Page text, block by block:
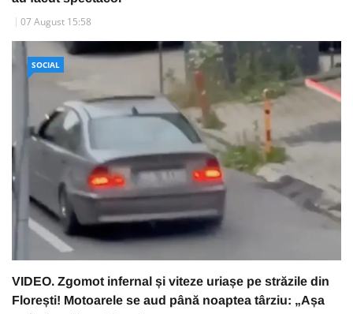
07 August 15:58
SOCIAL
VIDEO. Zgomot infernal și viteze uriașe pe străzile din
Florești! Motoarele se aud până noaptea târziu: „Așa